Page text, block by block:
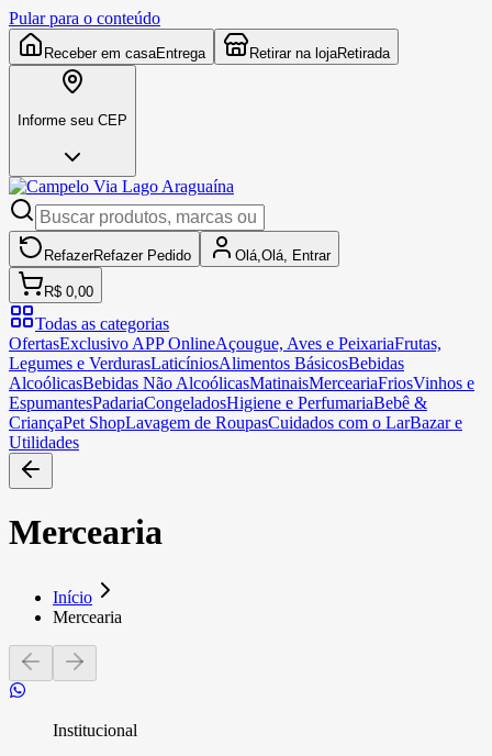
Pular para o conteúdo
Receber em casaEntrega Retirar na lojaRetirada
Informe seu CEP
RefazerRefazer Pedido Olá, Olá, Entrar
R$ 0,00
Todas as categorias
OfertasExclusivo APP OnlineAçougue, Aves e PeixariaFrutas,
Legumes e VerdurasLaticíniosAlimentos BásicosBebidas
AlcoólicasBebidas Não AlcoólicasMatinaisMerceariaFriosVinhos e
EspumantesPadariaCongeladosHigiene e PerfumariaBebê &
CriançaPet ShopLavagem de RoupasCuidados com o LarBazar e
Utilidades
Mercearia
Início
Mercearia
Institucional